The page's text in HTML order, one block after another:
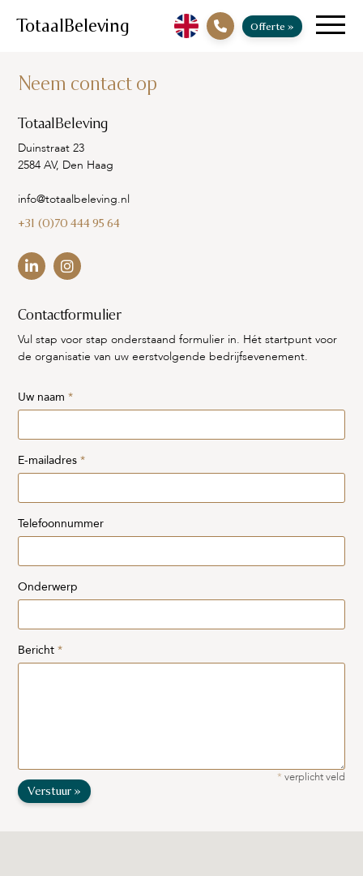
TotaalBeleving Offerte »
Neem contact op
TotaalBeleving
Duinstraat 23
2584 AV, Den Haag
info@totaalbeleving.nl
+31 (0)70 444 95 64
Contactformulier
Vul stap voor stap onderstaand formulier in. Hét startpunt voor
de organisatie van uw eerstvolgende bedrijfsevenement.
Uw naam *
E-mailadres *
Telefoonnummer
Onderwerp
Bericht *
* verplicht veld
Verstuur »